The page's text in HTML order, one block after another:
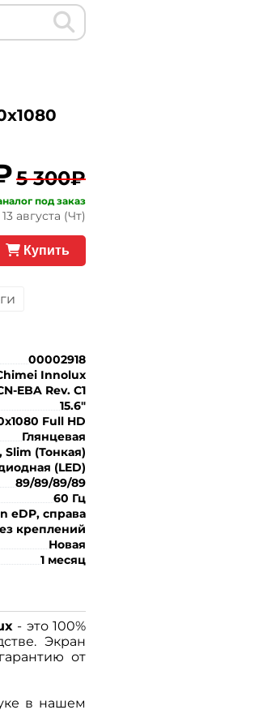
5 300₽
под заказ
августа (Чт)
Купить
00002918
Innolux
EBA Rev. C1
15.6"
Full HD
Глянцевая
Slim (Тонкая)
(LED)
89/89/89/89
60 Гц
eDP, справа
креплений
Новая
1 месяц
- это 100%
Экран
от
в нашем